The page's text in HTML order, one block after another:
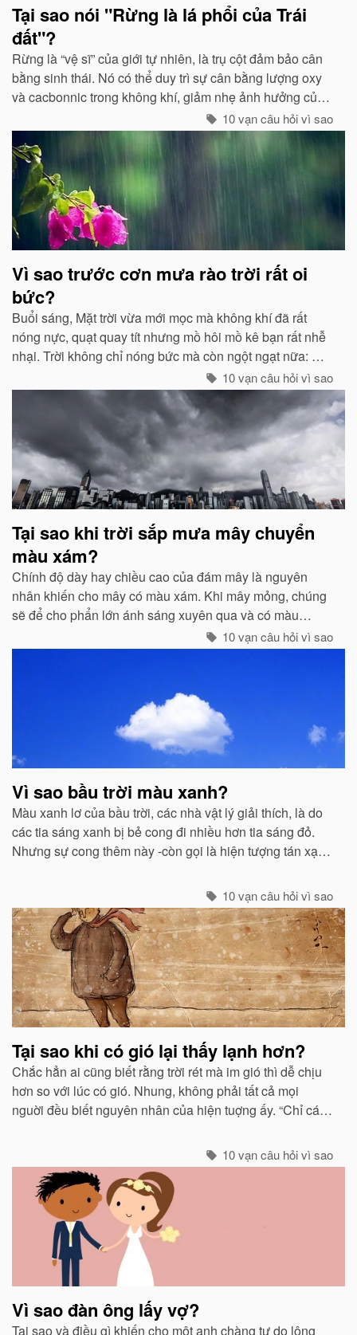
Tại sao nói "Rừng là lá phổi của Trái
đất"?
Rừng là “vệ sĩ” của giới tự nhiên, là trụ cột đảm bảo cân
bằng sinh thái. Nó có thể duy trì sự cân bằng lượng oxy
và cacbonnic trong không khí, giảm nhẹ ảnh hưởng của
các chất thải, khí độc gây nên ô nhiễm, làm trong sạch
môi trường...
10 vạn câu hỏi vì sao
Vì sao trước cơn mưa rào trời rất oi
bức?
Buổi sáng, Mặt trời vừa mới mọc mà không khí đã rất
nóng nực, quạt quay tít nhưng mồ hôi mồ kê bạn rất nhễ
nhại. Trời không chỉ nóng bức mà còn ngột ngạt nữa: Đó
chính là dấu hiệu bắt đẩu của một cơn mưa rào...
10 vạn câu hỏi vì sao
Tại sao khi trời sắp mưa mây chuyển
màu xám?
Chính độ dày hay chiều cao của đám mây là nguyên
nhân khiến cho mây có màu xám. Khi mây mỏng, chúng
sẽ để cho phẩn lớn ánh sáng xuyên qua và có màu
10 vạn câu hỏi vì sao
Vì sao bầu trời màu xanh?
Màu xanh lơ của bầu trời, các nhà vật lý giải thích, là do
các tia sáng xanh bị bẻ cong đi nhiều hơn tia sáng đỏ.
Nhưng sự cong thêm này -còn gọi là hiện tượng tán xạ -
10 vạn câu hỏi vì sao
Tại sao khi có gió lại thấy lạnh hơn?
Chắc hẳn ai cũng biết rằng trời rét mà im gió thì dễ chịu
hơn so với lúc có gió. Nhung, không phải tất cả mọi
nguời đều biết nguyên nhân của hiện tuợng ấy. “Chỉ các
10 vạn câu hỏi vì sao
Vì sao đàn ông lấy vợ?
Tại sao và điều gì khiến cho một anh chàng tự do lông